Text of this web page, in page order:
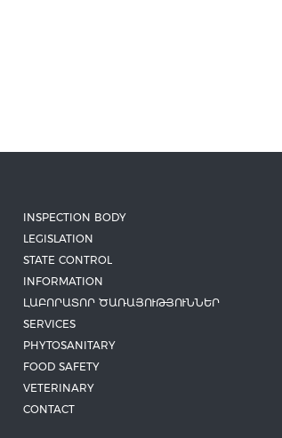
INSPECTION BODY
LEGISLATION
STATE CONTROL
INFORMATION
ԼԱԲՈՐԱՏՈՐ ԾԱՌԱՅՈՒԹՅՈՒՆՆԵՐ
SERVICES
PHYTOSANITARY
FOOD SAFETY
VETERINARY
CONTACT